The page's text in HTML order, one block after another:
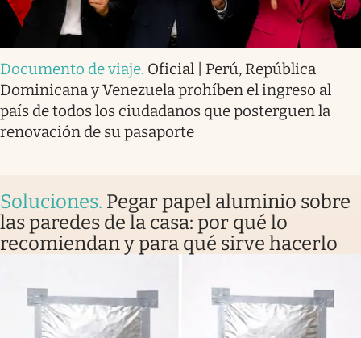
Documento de viaje. Oficial | Perú, República
Dominicana y Venezuela prohíben el ingreso al
país de todos los ciudadanos que posterguen la
renovación de su pasaporte
Soluciones. Pegar papel aluminio sobre
las paredes de la casa: por qué lo
recomiendan y para qué sirve hacerlo